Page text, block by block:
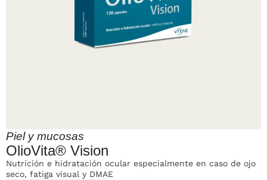
Piel y mucosas
OlioVita® Vision
Nutrición e hidratación ocular especialmente en caso de ojo
seco, fatiga visual y DMAE